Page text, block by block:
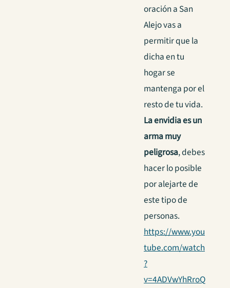
oración a San
Alejo vas a
permitir que la
dicha en tu
hogar se
mantenga por el
resto de tu vida.
La envidia es un
arma muy
peligrosa, debes
hacer lo posible
por alejarte de
este tipo de
personas.
https://www.you
tube.com/watch
?
v=4ADVwYhRroQ